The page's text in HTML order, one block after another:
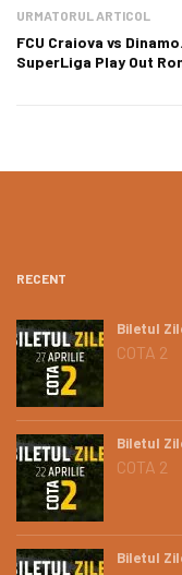
URMATORUL ARTICOL
FCU Craiova vs
SuperLiga Play Out
RECENT
Biletul
COTA 2
Biletul
COTA 2
Biletul